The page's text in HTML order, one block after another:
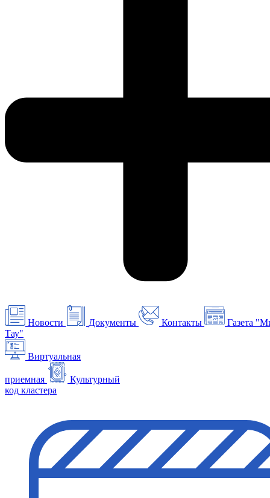
Новости Документы Контакты
Газета
Тау"
Виртуальная
приемная
Культурный
код кластера